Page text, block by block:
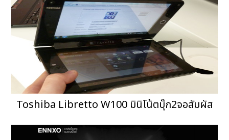
Toshiba Libretto W100 มินิโน้ตบุ๊ก2จอสัมผัส